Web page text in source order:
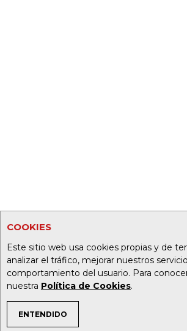
COOKIES
Este sitio web usa cookies propias y de
analizar el tráfico, mejorar nuestros
comportamiento del usuario. Para
nuestra Política de Cookies.
ENTENDIDO
TEMAS DE INTERÉS